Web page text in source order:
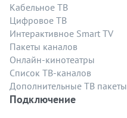
Кабельное ТВ
Цифровое ТВ
Интерактивное Smart TV
Пакеты каналов
Онлайн-кинотеатры
Список ТВ-каналов
Дополнительные ТВ пакеты
Подключение